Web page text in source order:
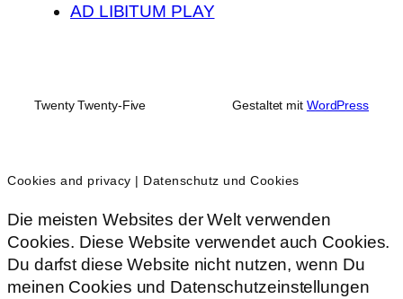
AD LIBITUM PLAY
Twenty Twenty-Five Gestaltet mit WordPress
Cookies and privacy | Datenschutz und Cookies
Die meisten Websites der Welt verwenden
Cookies. Diese Website verwendet auch Cookies.
Du darfst diese Website nicht nutzen, wenn Du
meinen Cookies und Datenschutzeinstellungen